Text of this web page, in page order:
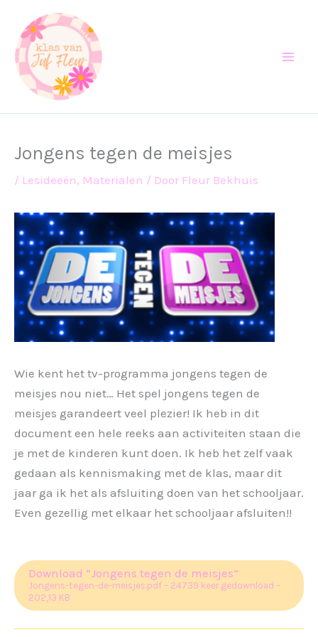
naar
inhoud
Jongens tegen de meisjes
/ Lesideeën, Materialen / Door Fleur Bekhuis
Wie kent het tv-programma jongens tegen de
meisjes nou niet… Het spel jongens tegen de
meisjes garandeert veel plezier! Ik heb in dit
document een hele reeks aan activiteiten staan die
je met de kinderen kunt doen. Ik heb het zelf vaak
gedaan als kennismaking met de klas, maar dit
jaar ga ik het als afsluiting doen van het schooljaar.
Even gezellig met elkaar het schooljaar afsluiten!!
Download “Jongens tegen de meisjes”
Jongens-tegen-de-meisjes.pdf – 24739 keer gedownload –
202,13 KB